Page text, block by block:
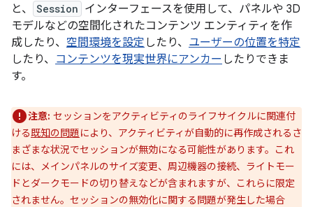
と、
Session インターフェースを使用して、パネルや 3D
モデルなどの空間化されたコンテンツ エンティティを作
成したり、 空間環境を設定 したり、 ユーザーの位置を特定
したり、 コンテンツを現実世界にアンカー したりできま
す。
注意: セッションをアクティビティのライフサイクルに関連付
ける既知の問題により、アクティビティが自動的に再作成されるさ
まざまな状況でセッションが無効になる可能性があります。これ
には、メインパネルのサイズ変更、周辺機器の接続、ライトモー
ドとダークモードの切り替えなどが含まれますが、これらに限定
されません。セッションの無効化に関する問題が発生した場合